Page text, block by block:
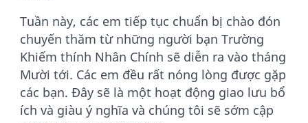
Tuần này, các em tiếp tục chuẩn bị chào đón
chuyến thăm từ những người bạn Trường
Khiếm thính Nhân Chính sẽ diễn ra vào tháng
Mười tới. Các em đều rất nóng lòng được gặp
các bạn. Đây sẽ là một hoạt động giao lưu bổ
ích và giàu ý nghĩa và chúng tôi sẽ sớm cập